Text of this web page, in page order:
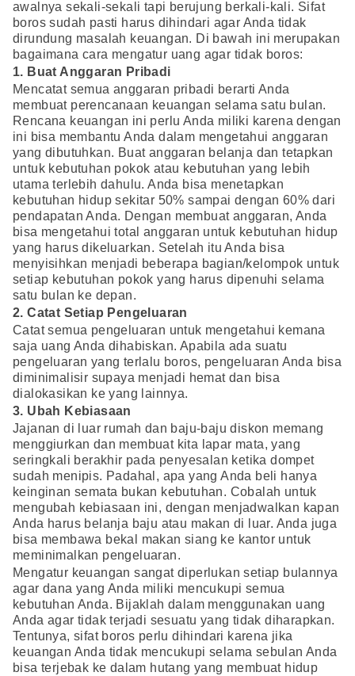
awalnya sekali-sekali tapi berujung berkali-kali. Sifat
boros sudah pasti harus dihindari agar Anda tidak
dirundung masalah keuangan. Di bawah ini merupakan
bagaimana cara mengatur uang agar tidak boros:
1. Buat Anggaran Pribadi
Mencatat semua anggaran pribadi berarti Anda
membuat perencanaan keuangan selama satu bulan.
Rencana keuangan ini perlu Anda miliki karena dengan
ini bisa membantu Anda dalam mengetahui anggaran
yang dibutuhkan. Buat anggaran belanja dan tetapkan
untuk kebutuhan pokok atau kebutuhan yang lebih
utama terlebih dahulu. Anda bisa menetapkan
kebutuhan hidup sekitar 50% sampai dengan 60% dari
pendapatan Anda. Dengan membuat anggaran, Anda
bisa mengetahui total anggaran untuk kebutuhan hidup
yang harus dikeluarkan. Setelah itu Anda bisa
menyisihkan menjadi beberapa bagian/kelompok untuk
setiap kebutuhan pokok yang harus dipenuhi selama
satu bulan ke depan.
2. Catat Setiap Pengeluaran
Catat semua pengeluaran untuk mengetahui kemana
saja uang Anda dihabiskan. Apabila ada suatu
pengeluaran yang terlalu boros, pengeluaran Anda bisa
diminimalisir supaya menjadi hemat dan bisa
dialokasikan ke yang lainnya.
3. Ubah Kebiasaan
Jajanan di luar rumah dan baju-baju diskon memang
menggiurkan dan membuat kita lapar mata, yang
seringkali berakhir pada penyesalan ketika dompet
sudah menipis. Padahal, apa yang Anda beli hanya
keinginan semata bukan kebutuhan. Cobalah untuk
mengubah kebiasaan ini, dengan menjadwalkan kapan
Anda harus belanja baju atau makan di luar. Anda juga
bisa membawa bekal makan siang ke kantor untuk
meminimalkan pengeluaran.
Mengatur keuangan sangat diperlukan setiap bulannya
agar dana yang Anda miliki mencukupi semua
kebutuhan Anda. Bijaklah dalam menggunakan uang
Anda agar tidak terjadi sesuatu yang tidak diharapkan.
Tentunya, sifat boros perlu dihindari karena jika
keuangan Anda tidak mencukupi selama sebulan Anda
bisa terjebak ke dalam hutang yang membuat hidup